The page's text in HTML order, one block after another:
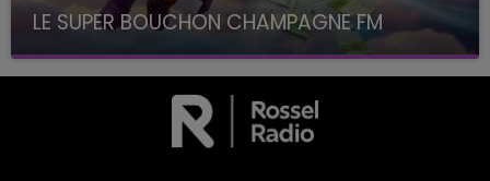
LE SUPER BOUCHON CHAMPAGNE FM
avec La Famille Champagne FM, à 8H10